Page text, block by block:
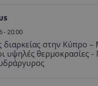
- 20:00
στην Κύπρο –
υψηλές θερμοκρασίες